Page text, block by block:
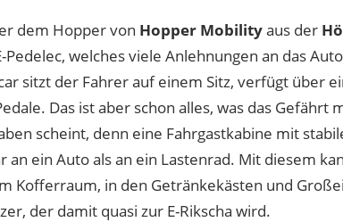
dem Hopper von Hopper Mobilityaus der
Pedelec, welches viele Anlehnungen an das
sitzt der Fahrer auf einem Sitz, verfügt über
Das ist aber schon alles, was das Gefährt
scheint, denn eine Fahrgastkabine mit
an ein Auto als an ein Lastenrad. Mit diesem
Kofferraum, in den Getränkekästen und
der damit quasi zur E-Rikscha wird.